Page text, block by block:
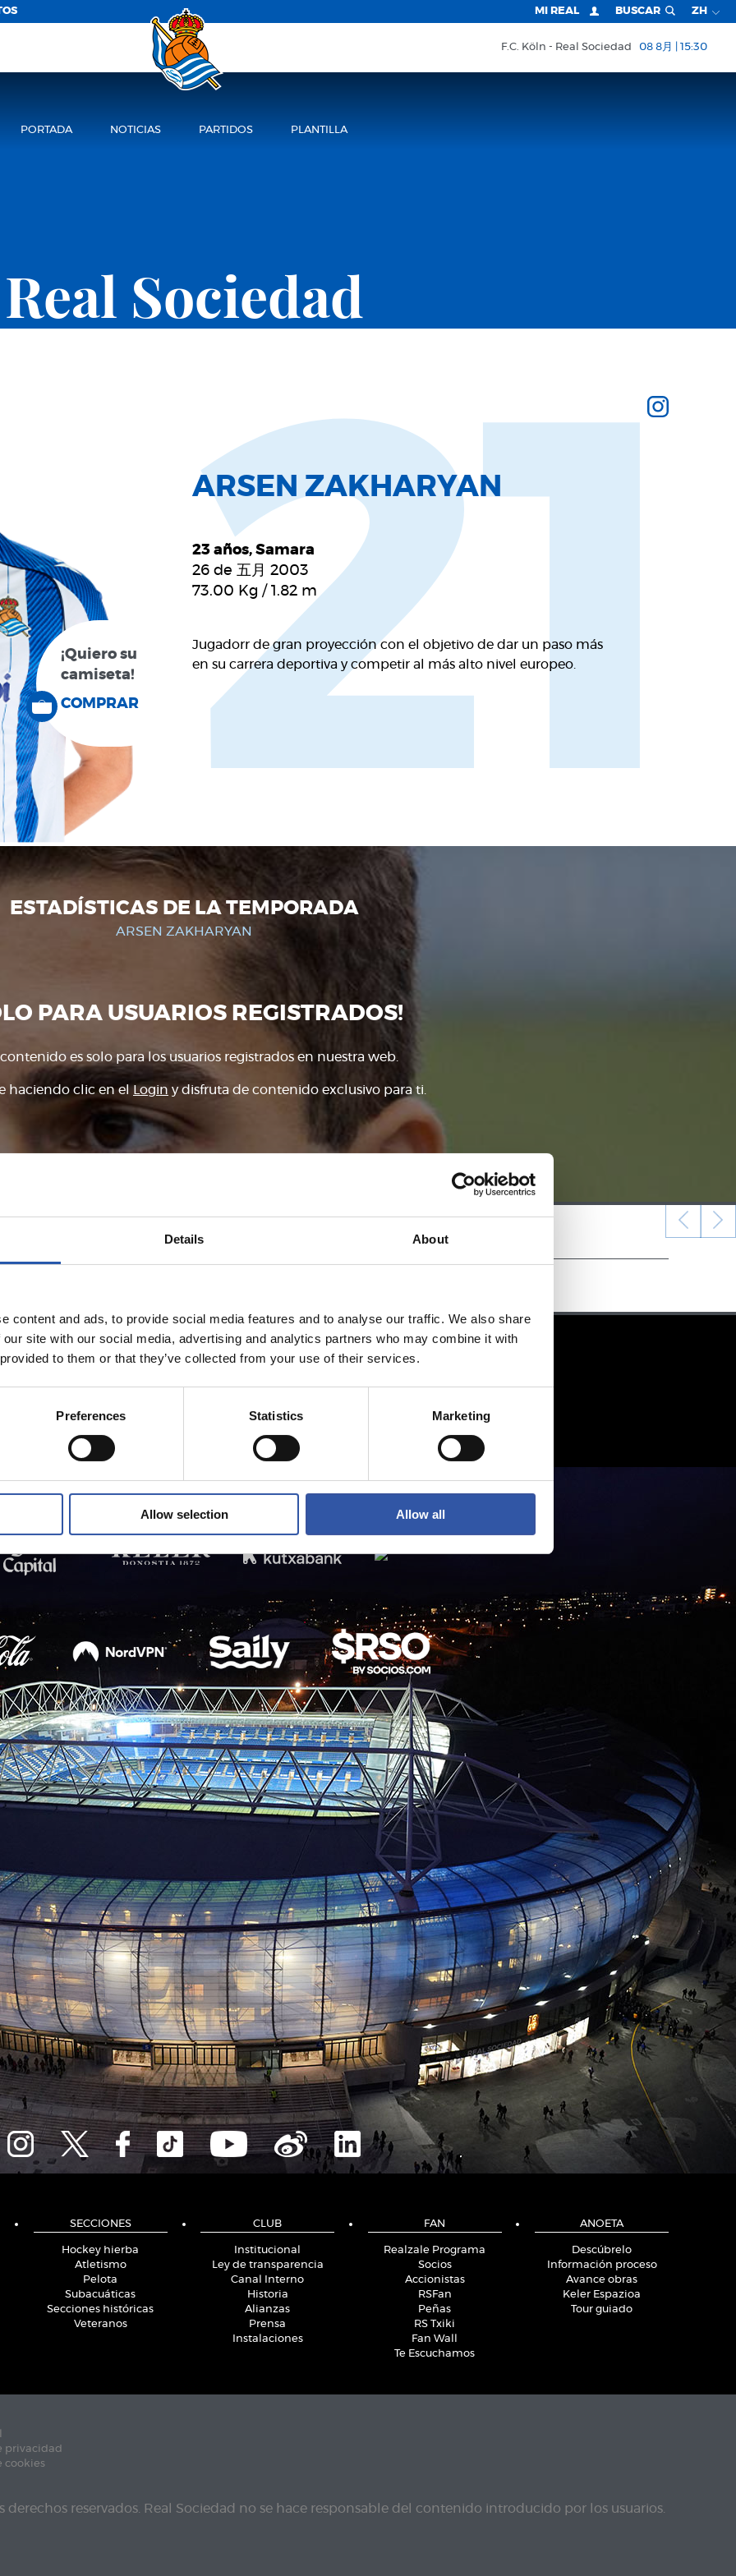
Details About
content and ads, to provide social media features and to analyse our traffic. We also share
site with our social media, advertising and analytics partners who may combine it with
to them or that they’ve collected from your use of their services.
Preferences Statistics Marketing
Allow selection Allow all
MI REAL BUSCAR ZH
F.C. Köln Real Sociedad 08 8月 | 15:30
PORTADA NOTICIAS PARTIDOS PLANTILLA
Real Sociedad
¡Quiero su
camiseta!
COMPRAR
ARSEN ZAKHARYAN
23 años, Samara
26 de 五月 2003
73.00 Kg / 1.82 m
Jugadorr de gran proyección con el objetivo de dar un paso más
en su carrera deportiva y competir al más alto nivel europeo.
21
ESTADÍSTICAS DE LA TEMPORADA
ARSEN ZAKHARYAN
PARA USUARIOS REGISTRADOS!
es solo para los usuarios registrados en nuestra web.
haciendo clic en elLogin y disfruta de contenido exclusivo para ti.
SECCIONES
Hockey hierba
Atletismo
Pelota
Subacuáticas
Secciones históricas
Veteranos
CLUB
Institucional
Ley de transparencia
Canal Interno
Historia
Alianzas
Prensa
Instalaciones
FAN
Realzale Programa
Socios
Accionistas
RSFan
Peñas
RS Txiki
Fan Wall
Te Escuchamos
ANOETA
Descúbrelo
Información proceso
Avance obras
Keler Espazioa
Tour guiado
privacidad
cookies
derechos reservados. Real Sociedad no se hace responsable del contenido introducido por los usuarios.